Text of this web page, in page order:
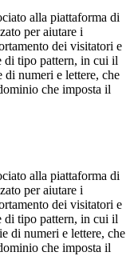
alla piattaforma di
per aiutare i
dei visitatori e
di tipo pattern, in cui il
di numeri e lettere, che
che imposta il
alla piattaforma di
per aiutare i
dei visitatori e
di tipo pattern, in cui il
di numeri e lettere, che
che imposta il